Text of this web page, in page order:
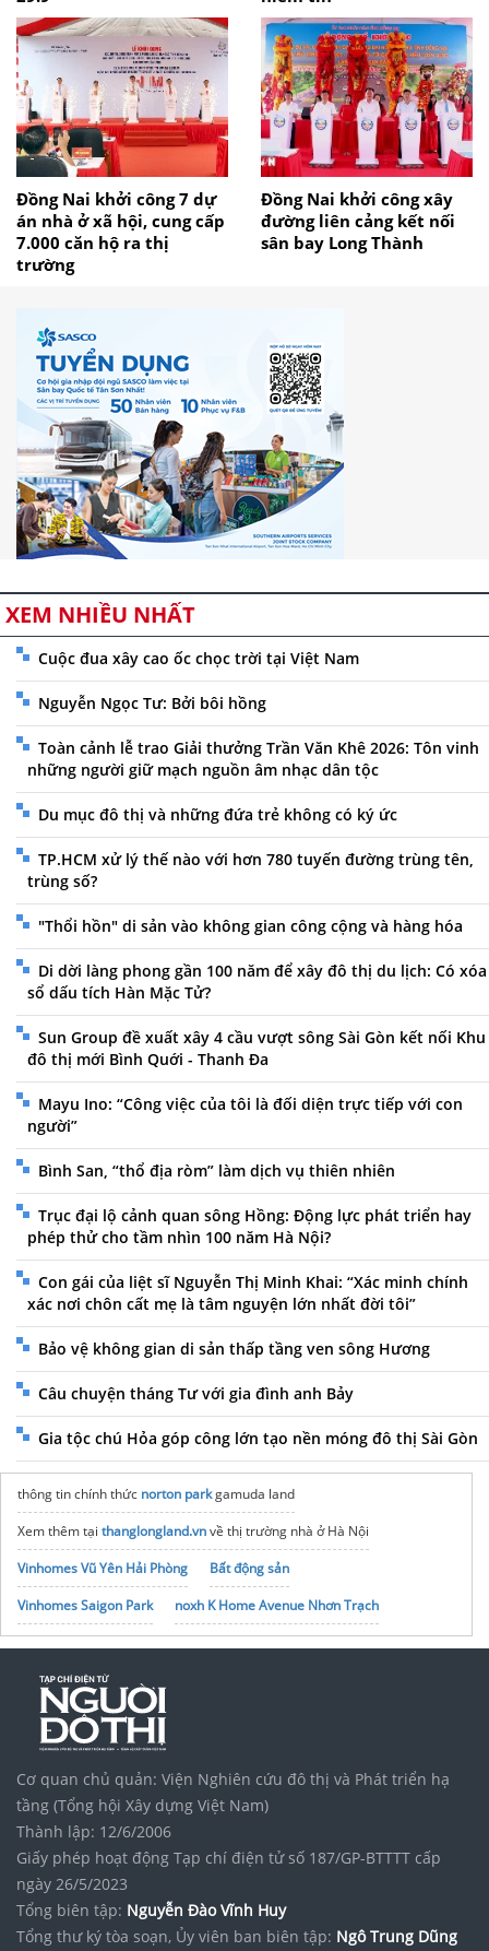
Đồng Nai khởi công 7 dự
án nhà ở xã hội, cung cấp
7.000 căn hộ ra thị
trường
Đồng Nai khởi công xây
đường liên cảng kết nối
sân bay Long Thành
XEM NHIỀU NHẤT
Cuộc đua xây cao ốc chọc trời tại Việt Nam
Nguyễn Ngọc Tư: Bởi bôi hồng
Toàn cảnh lễ trao Giải thưởng Trần Văn Khê 2026: Tôn vinh
những người giữ mạch nguồn âm nhạc dân tộc
Du mục đô thị và những đứa trẻ không có ký ức
TP.HCM xử lý thế nào với hơn 780 tuyến đường trùng tên,
trùng số?
"Thổi hồn" di sản vào không gian công cộng và hàng hóa
Di dời làng phong gần 100 năm để xây đô thị du lịch: Có xóa
sổ dấu tích Hàn Mặc Tử?
Sun Group đề xuất xây 4 cầu vượt sông Sài Gòn kết nối Khu
đô thị mới Bình Quới - Thanh Đa
Mayu Ino: “Công việc của tôi là đối diện trực tiếp với con
người”
Bình San, “thổ địa ròm” làm dịch vụ thiên nhiên
Trục đại lộ cảnh quan sông Hồng: Động lực phát triển hay
phép thử cho tầm nhìn 100 năm Hà Nội?
Con gái của liệt sĩ Nguyễn Thị Minh Khai: “Xác minh chính
xác nơi chôn cất mẹ là tâm nguyện lớn nhất đời tôi”
Bảo vệ không gian di sản thấp tầng ven sông Hương
Câu chuyện tháng Tư với gia đình anh Bảy
Gia tộc chú Hỏa góp công lớn tạo nền móng đô thị Sài Gòn
thông tin chính thức norton parkgamuda land
Xem thêm tại thanglongland.vnvề thị trường nhà ở Hà Nội
Vinhomes Vũ Yên Hải Phòng
Bất động sản
Vinhomes Saigon Park
noxh K Home Avenue Nhơn Trạch
Tập đoàn Bcons Group
Shop hoa Việt Trì
MuaNước hoa Valentino
Cơ quan chủ quản: Viện Nghiên cứu đô thị và Phát triển hạ
tầng (Tổng hội Xây dựng Việt Nam)
Thành lập: 12/6/2006
Giấy phép hoạt động Tạp chí điện tử số 187/GP-BTTTT cấp
ngày 26/5/2023
Tổng biên tập: Nguyễn Đào Vĩnh Huy
Tổng thư ký tòa soạn, Ủy viên ban biên tập: Ngô Trung Dũng